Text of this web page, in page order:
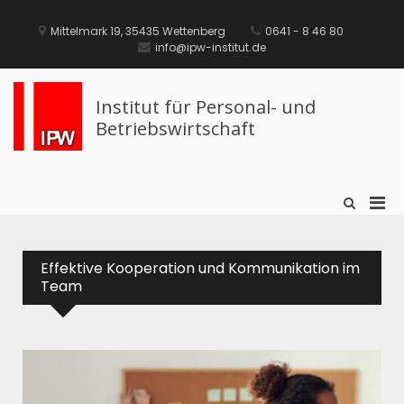
Mittelmark 19, 35435 Wettenberg
0641 - 8 46 80
info@ipw-institut.de
Institut für Personal- und
Betriebswirtschaft
Effektive Kooperation und Kommunikation im
Team